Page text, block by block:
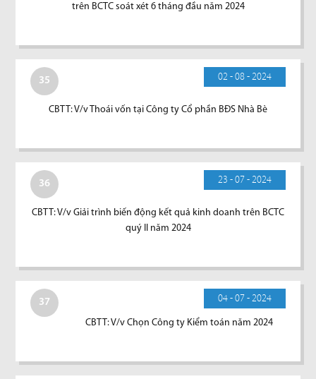
trên BCTC soát xét 6 tháng đầu năm 2024
35 02 - 08 - 2024
CBTT: V/v Thoái vốn tại Công ty Cổ phần BĐS Nhà Bè
36 23 - 07 - 2024
CBTT: V/v Giải trình biến động kết quả kinh doanh trên BCTC
quý II năm 2024
37 04 - 07 - 2024
CBTT: V/v Chọn Công ty Kiểm toán năm 2024